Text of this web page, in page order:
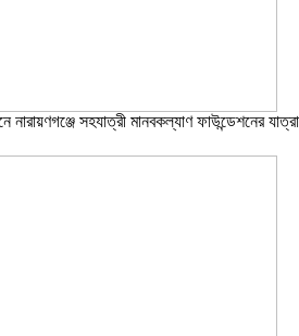
সহযাত্রী মানবকল্যাণ ফাউন্ডেশনের যাত্রা